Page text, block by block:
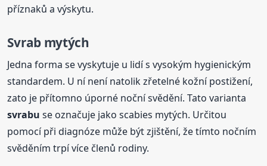
příznaků a výskytu.
Svrab mytých
Jedna forma se vyskytuje u lidí s vysokým hygienickým
standardem. U ní není natolik zřetelné kožní postižení,
zato je přítomno úporné noční svědění. Tato varianta
svrabu se označuje jako scabies mytých. Určitou
pomocí při diagnóze může být zjištění, že tímto nočním
svěděním trpí více členů rodiny.